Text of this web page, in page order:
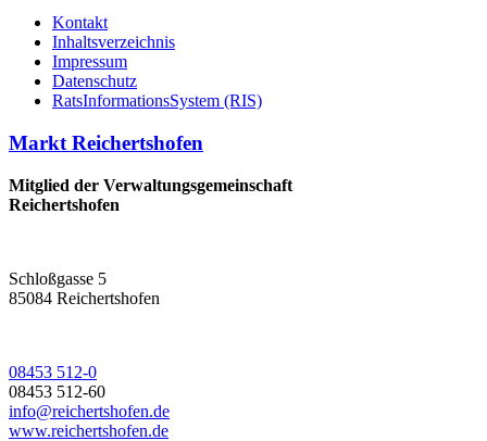
Kontakt
Inhaltsverzeichnis
Impressum
Datenschutz
RatsInformationsSystem (RIS)
Markt Reichertshofen
Mitglied der Verwaltungsgemeinschaft
Reichertshofen
Schloßgasse 5
85084 Reichertshofen
08453 512-0
08453 512-60
info@reichertshofen.de
www.reichertshofen.de